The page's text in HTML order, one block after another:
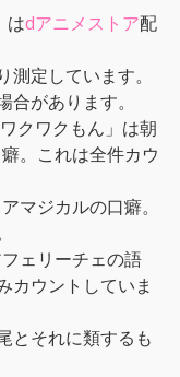
はdアニメストア配
定しています。
があります。
クワクもん」は朝
。これは全件カウ
マジカルの口癖。
ェリーチェの語
カウントしていま
とそれに類するも